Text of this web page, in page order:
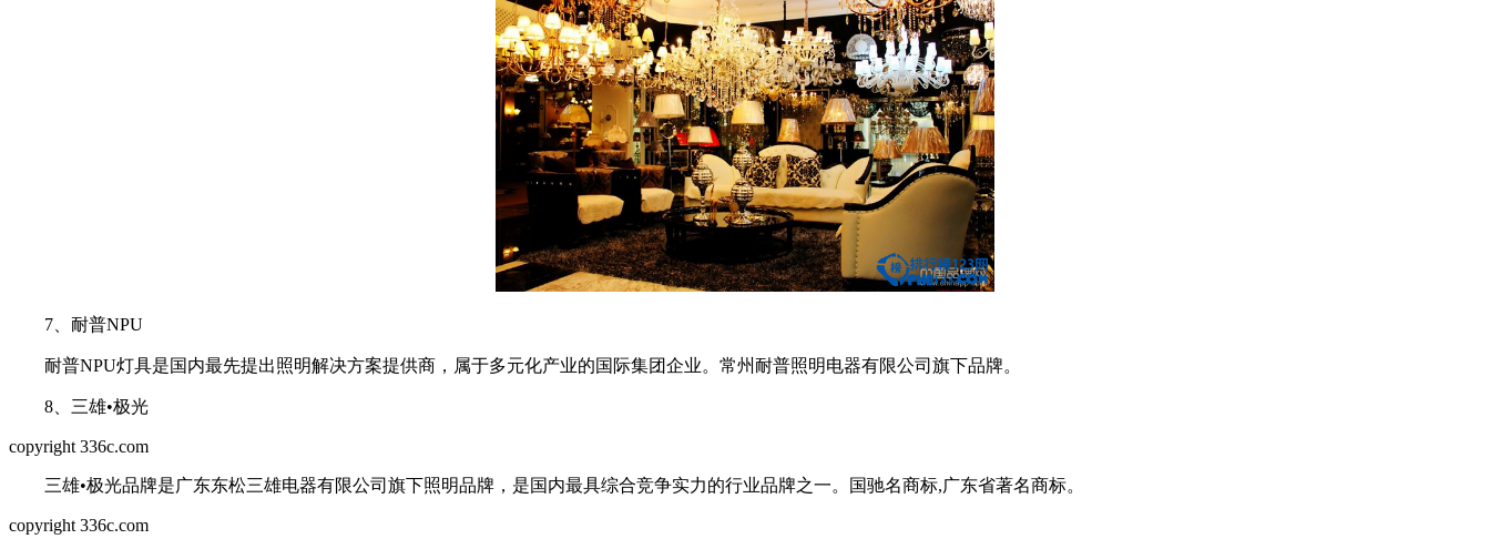
7、耐普NPU
耐普NPU灯具是国内最先提出照明解决方案提供商，属于多元化产业的国际集团企业。常州耐普照明电器有限公司旗下品牌。
8、三雄•极光
copyright 336c.com
三雄•极光品牌是广东东松三雄电器有限公司旗下照明品牌，是国内最具综合竞争实力的行业品牌之一。国驰名商标,广东省著名商标。
copyright 336c.com